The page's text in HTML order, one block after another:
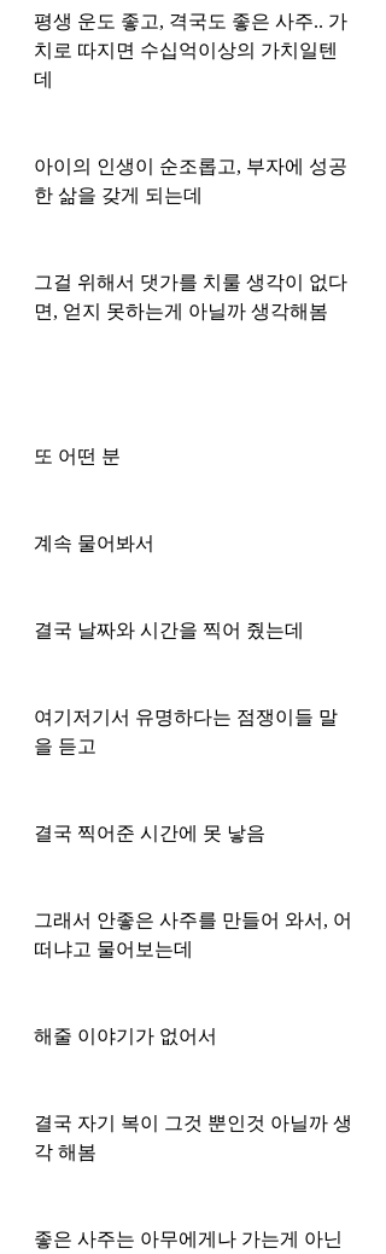
평생 운도 좋고, 격국도 좋은 사주.. 가
치로 따지면 수십억이상의 가치일텐
데
아이의 인생이 순조롭고, 부자에 성공
한 삶을 갖게 되는데
그걸 위해서 댓가를 치룰 생각이 없다
면, 얻지 못하는게 아닐까 생각해봄
또 어떤 분
계속 물어봐서
결국 날짜와 시간을 찍어 줬는데
여기저기서 유명하다는 점쟁이들 말
을 듣고
결국 찍어준 시간에 못 낳음
그래서 안좋은 사주를 만들어 와서, 어
떠냐고 물어보는데
해줄 이야기가 없어서
결국 자기 복이 그것 뿐인것 아닐까 생
각 해봄
좋은 사주는 아무에게나 가는게 아닌